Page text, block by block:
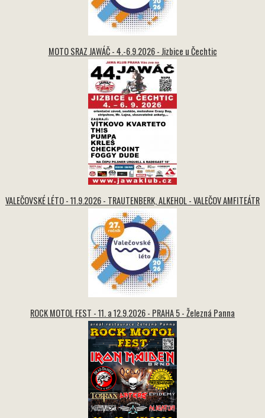
MOTO SRAZ JAWÁČ - 4.-6.9.2026 - Jizbice u Čechtic
VALEČOVSKÉ LÉTO - 11.9.2026 - TRAUTENBERK, ALKEHOL - VALEČOV AMFITEÁTR
ROCK MOTOL FEST - 11. a 12.9.2026 - PRAHA 5 - Železná Panna